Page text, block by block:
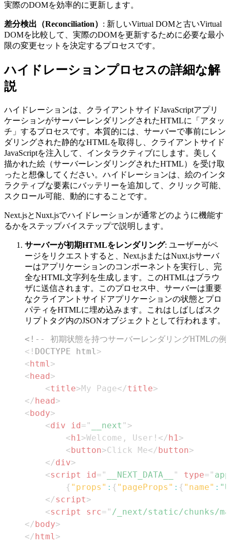
実際のDOMを効率的に更新します。
差分検出（Reconciliation） : 新しいVirtual DOMと古いVirtual
DOMを比較して、実際のDOMを更新するために必要な最小
限の変更セットを決定するプロセスです。
ハイドレーションプロセスの詳細な解
説
ハイドレーションは、クライアントサイドJavaScriptアプリ
ケーションがサーバーレンダリングされたHTMLに「アタッ
チ」するプロセスです。本質的には、サーバーで事前にレン
ダリングされた静的なHTMLを取得し、クライアントサイド
JavaScriptを注入して、インタラクティブにします。美しく
描かれた絵（サーバーレンダリングされたHTML）を受け取
ったと想像してください。ハイドレーションは、絵のインタ
ラクティブな要素にバッテリーを追加して、クリック可能、
スクロール可能、動的にすることです。
Next.jsとNuxt.jsでハイドレーションが通常どのように機能す
るかをステップバイステップで説明します。
サーバーが初期HTMLをレンダリング: ユーザーがペ
ージをリクエストすると、Next.jsまたはNuxt.jsサーバ
ーはアプリケーションのコンポーネントを実行し、完
全なHTML文字列を生成します。このHTMLはブラウ
ザに送信されます。このプロセス中、サーバーは重要
なクライアントサイドアプリケーションの状態とプロ
パティをHTMLに埋め込みます。これはしばしばスク
リプトタグ内のJSONオブジェクトとして行われます。
<!-- 初期状態を持つサーバーレンダリングHTMLの
<! DOCTYPE html>
<html>
<head>
<title>My Page</title>
</head>
<body>
<div id= " __next " >
<h1>Welcome, User! </h1>
<button>Click Me</button>
</div>
<script id= " __NEXT_DATA__ " type= "
{ "props" : { "pageProps" : { "name" :
</script>
<script src= " /_next/static/chunks/
</body>
</html>